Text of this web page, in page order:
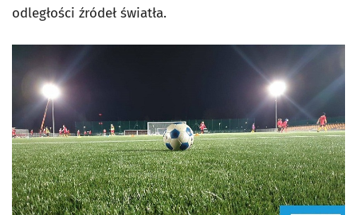
odległości źródeł światła.